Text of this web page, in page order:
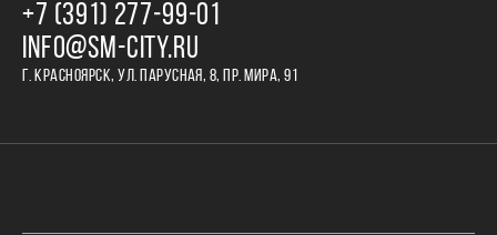
+7 (391) 277‒99‒01
INFO@SM-CITY.RU
Г. КРАСНОЯРСК, УЛ. ПАРУСНАЯ, 8, ПР. МИРА, 91